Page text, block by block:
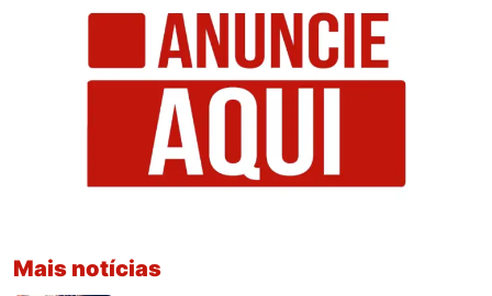
Mais notícias